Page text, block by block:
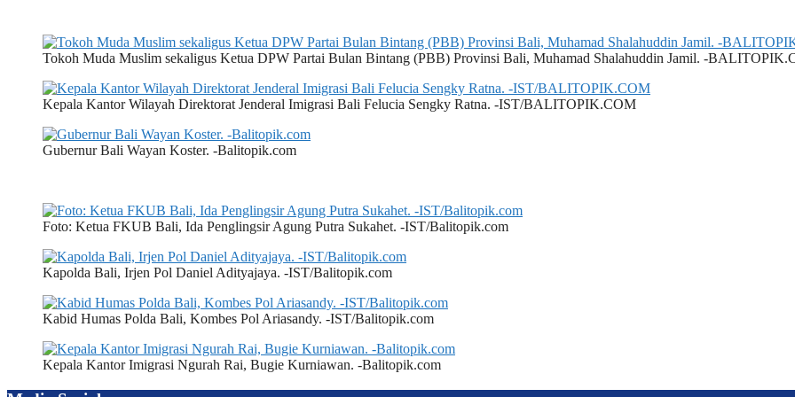
Tokoh Muda Muslim sekaligus Ketua DPW Partai Bulan Bintang (PBB) Provinsi Bali, Muhamad Shalahuddin Jamil. -
Kepala Kantor Wilayah Direktorat Jenderal Imigrasi Bali Felucia Sengky Ratna. -IST/BALITOPIK.COM
Gubernur Bali Wayan Koster. -Balitopik.com
Foto: Ketua FKUB Bali, Ida Penglingsir Agung Putra Sukahet. -IST/Balitopik.com
Kapolda Bali, Irjen Pol Daniel Adityajaya. -IST/Balitopik.com
Kabid Humas Polda Bali, Kombes Pol Ariasandy. -IST/Balitopik.com
Kepala Kantor Imigrasi Ngurah Rai, Bugie Kurniawan. -Balitopik.com